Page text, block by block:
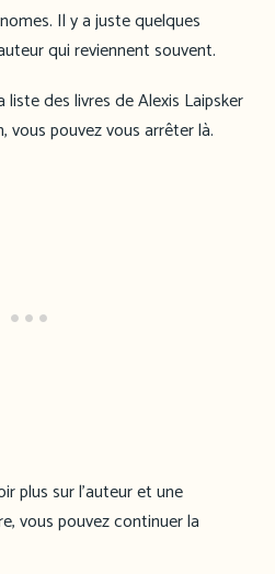
Il y a juste quelques
qui reviennent souvent.
des livres de Alexis Laipsker
pouvez vous arrêter là.
plus sur l’auteur et une
vous pouvez continuer la